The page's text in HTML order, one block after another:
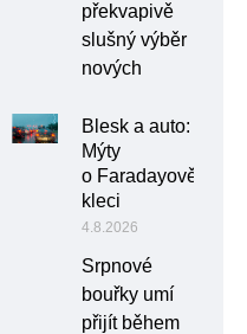
překvapivě
slušný výběr
nových
Blesk a auto:
Mýty
o Faradayově
kleci
4.8.2026
Srpnové
bouřky umí
přijít během